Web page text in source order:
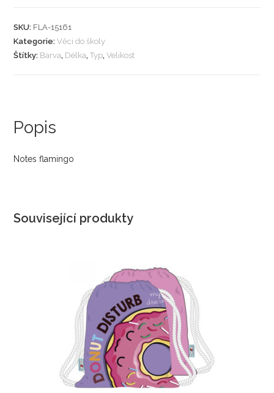
SKU: FLA-15161
Kategorie:Věci do školy
Štítky: Barva, Délka,Typ,Velikost
Popis
Notes flamingo
Související produkty